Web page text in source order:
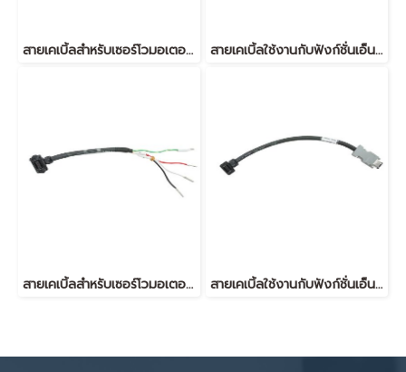
สายเคเบิ้ลสำหรับเซอร์โวมอเตอร์ TNPK2D1830011 สายเคเบิ้ลใช้งานกับฟังก์ชั่นเอ็นโค้ดเดอร์ TNPK2D1830010
สายเคเบิ้ลสำหรับเซอร์โวมอเตอร์ TNPK2D1830012 สายเคเบิ้ลใช้งานกับฟังก์ชั่นเอ็นโค้ดเดอร์ TNPK2D1830014